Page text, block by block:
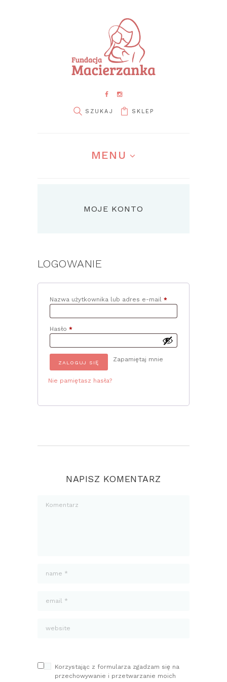
SKLEP
MENU
MOJE KONTO
LOGOWANIE
Nazwa użytkownika lub adres e-mail *
Hasło *
Zapamiętaj mnie
ZALOGUJ SIĘ
Nie pamiętasz hasła?
NAPISZ KOMENTARZ
Korzystając z formularza zgadzam się na
przechowywanie i przetwarzanie moich